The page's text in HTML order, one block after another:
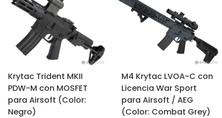
Krytac Trident MKII
PDW-M con MOSFET
para Airsoft (Color:
Negro)
M4 Krytac LVOA-C con
Licencia War Sport
para Airsoft / AEG
(Color: Combat Grey)